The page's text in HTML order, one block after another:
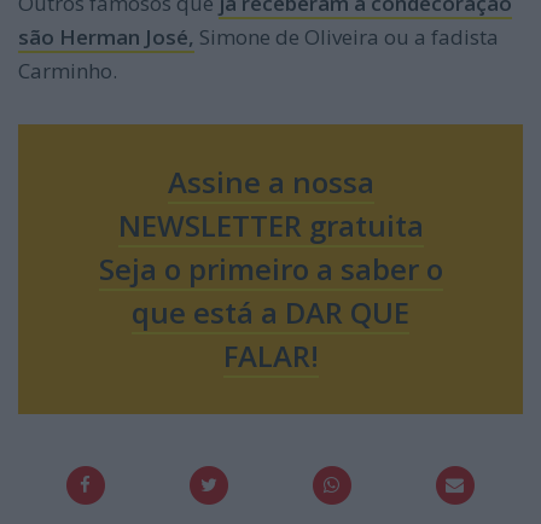
são Herman José, Simone de Oliveira ou a fadista
Carminho.
Assine a nossa
NEWSLETTER gratuita
Seja o primeiro a saber o
que está a DAR QUE
FALAR!